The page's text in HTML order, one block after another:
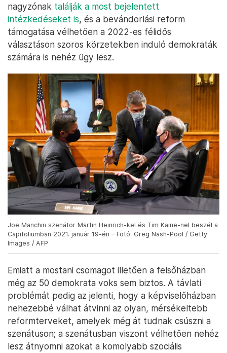
nagyzónak találják a most bejelentett
intézkedéseket is, és a bevándorlási reform
támogatása vélhetően a 2022-es félidős
választáson szoros körzetekben induló demokraták
számára is nehéz ügy lesz.
Joe Manchin szenátor Martin Heinrich-kel és Tim Kaine-nel beszél a
Capitoliumban 2021. január 19-én – Fotó: Greg Nash-Pool / Getty
Images / AFP
Emiatt a mostani csomagot illetően a felsőházban
még az 50 demokrata voks sem biztos. A távlati
problémát pedig az jelenti, hogy a képviselőházban
nehezebbé válhat átvinni az olyan, mérsékeltebb
reformterveket, amelyek még át tudnak csúszni a
szenátuson; a szenátusban viszont vélhetően nehéz
lesz átnyomni azokat a komolyabb szociális